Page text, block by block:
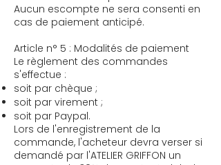
Aucun escompte ne sera consenti en
cas de paiement anticipé.
Article n° 5 : Modalités de paiement
Le règlement des commandes
s'effectue :
soit par chèque ;
soit par virement ;
soit par Paypal.
Lors de l'enregistrement de la
commande, l'acheteur devra verser si
demandé par l'ATELIER GRIFFON un